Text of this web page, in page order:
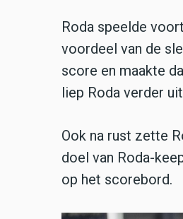
Roda speelde
voordeel van de
score en maakte
liep Roda verder
Ook na rust zette
doel van Roda-
op het scorebord.